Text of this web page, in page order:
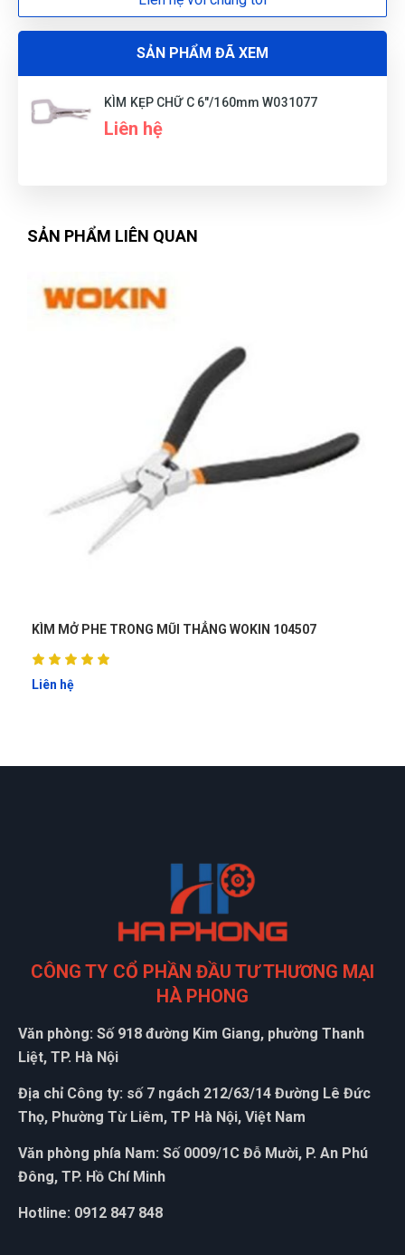
NQ
Như Quỳnh
Sản phẩm tốt giao hàng nhanh ship thân thiện
SẢN PHẨM ĐÃ XEM
KÌM KẸP CHỮ C 6"/160mm W031077
Liên hệ
SẢN PHẨM LIÊN QUAN
TRONG MŨI THẲNG WOKIN 104507
CÔNG TY CỔ PHẦN ĐẦU TƯ THƯƠNG MẠI
HÀ PHONG
Văn phòng: Số 918 đường Kim Giang, phường Thanh
Liệt, TP. Hà Nội
Địa chỉ Công ty: số 7 ngách 212/63/14 Đường Lê Đức
Thọ, Phường Từ Liêm, TP Hà Nội, Việt Nam
Văn phòng phía Nam: Số 0009/1C Đỗ Mười, P. An Phú
Đông, TP. Hồ Chí Minh
Hotline: 0912 847 848